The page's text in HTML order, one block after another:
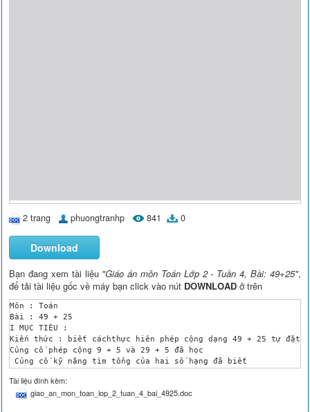
2 trang phuongtranhp 841 0
Download
Bạn đang xem tài liệu "Giáo án môn Toán Lớp 2 - Tuần 4, Bài: 49+25",
để tải tài liệu gốc về máy bạn click vào nút DOWNLOAD ở trên
Môn : Toán
Bài : 49 + 25
I MỤC TIÊU :
Kiến thức : biết cáchthực hiên phép cộng dạng 49 + 25 tự
Củng cố phép cộng 9 + 5 và 29 + 5 đã học
Củng cố kỹ năng tìm tổng của hai số hạng đã biết
Kỹ năng : H thực hiện đúng, chính xác
Thái độ : cẩn thận khi làm bài
IICHUẨN BỊ : ¶ GV: bảng phụ , SGK * HS : SGK ,vở , VBT ,
Tài liệu đính kèm:
giao_an_mon_toan_lop_2_tuan_4_bai_4925.doc